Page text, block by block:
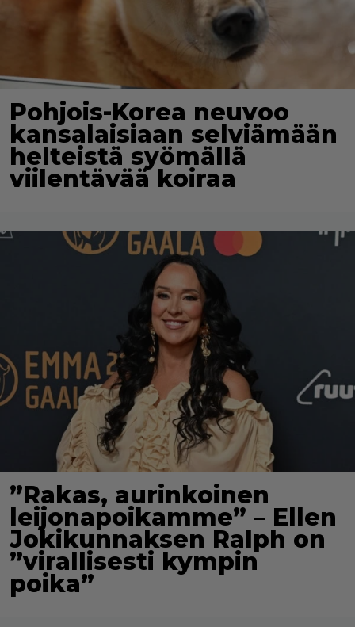
Pohjois-Korea neuvoo
kansalaisiaan selviämään
helteistä syömällä
viilentävää koiraa
”Rakas, aurinkoinen
leijonapoikamme” – Ellen
Jokikunnaksen Ralph on
”virallisesti kympin
poika”